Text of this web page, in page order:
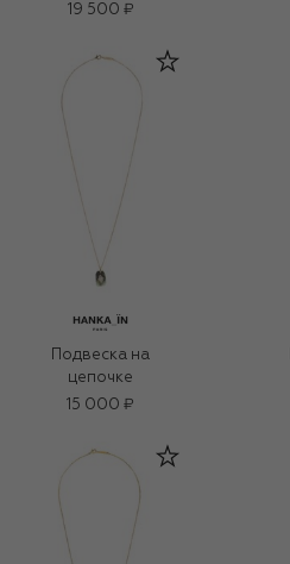
19 500 ₽
Подвеска на
цепочке
15 000 ₽